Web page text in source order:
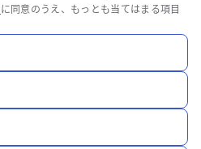
に同意のうえ、もっとも当てはまる項目